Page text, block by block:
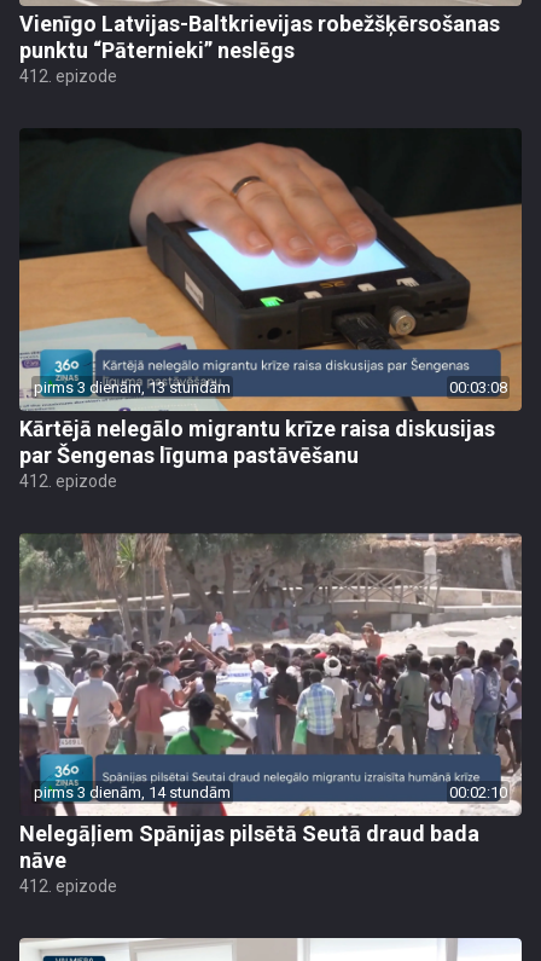
Vienīgo Latvijas-Baltkrievijas robežšķērsošanas
punktu “Pāternieki” neslēgs
412. epizode
pirms 3 dienām, 13 stundām 00:03:08
Kārtējā nelegālo migrantu krīze raisa diskusijas
par Šengenas līguma pastāvēšanu
412. epizode
pirms 3 dienām, 14 stundām 00:02:10
Nelegāļiem Spānijas pilsētā Seutā draud bada
nāve
412. epizode